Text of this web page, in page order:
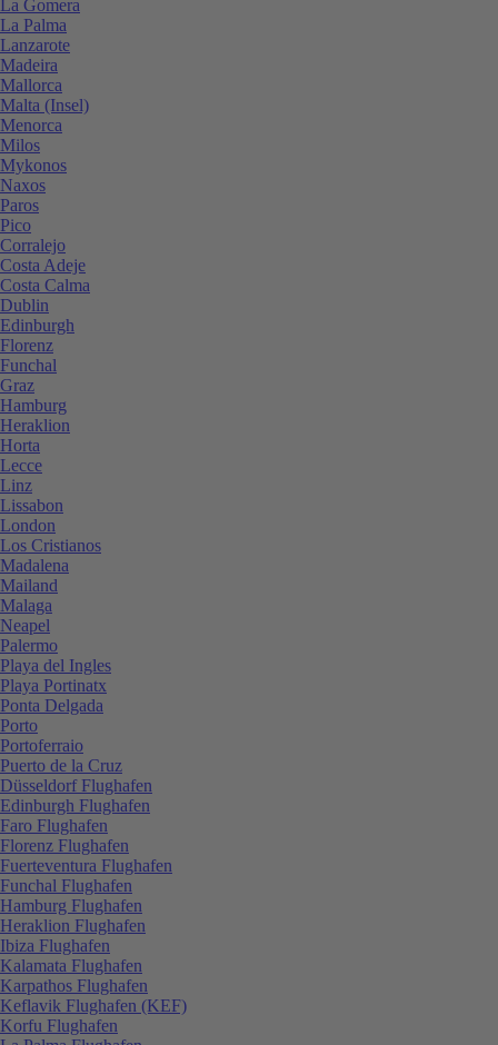
La Gomera
La Palma
Lanzarote
Madeira
Mallorca
Malta (Insel)
Menorca
Milos
Mykonos
Naxos
Paros
Pico
Corralejo
Costa Adeje
Costa Calma
Dublin
Edinburgh
Florenz
Funchal
Graz
Hamburg
Heraklion
Horta
Lecce
Linz
Lissabon
London
Los Cristianos
Madalena
Mailand
Malaga
Neapel
Palermo
Playa del Ingles
Playa Portinatx
Ponta Delgada
Porto
Portoferraio
Puerto de la Cruz
Düsseldorf Flughafen
Edinburgh Flughafen
Faro Flughafen
Florenz Flughafen
Fuerteventura Flughafen
Funchal Flughafen
Hamburg Flughafen
Heraklion Flughafen
Ibiza Flughafen
Kalamata Flughafen
Karpathos Flughafen
Keflavik Flughafen (KEF)
Korfu Flughafen